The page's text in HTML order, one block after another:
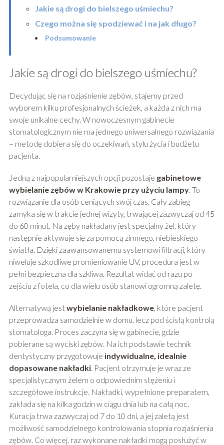
Jakie są drogi do bielszego uśmiechu?
Czego można się spodziewać i na jak długo?
Podsumowanie
Jakie są drogi do bielszego uśmiechu?
Decydując się na rozjaśnienie zębów, stajemy przed
wyborem kilku profesjonalnych ścieżek, a każda z nich ma
swoje unikalne cechy. W nowoczesnym gabinecie
stomatologicznym nie ma jednego uniwersalnego rozwiązania
– metodę dobiera się do oczekiwań, stylu życia i budżetu
pacjenta.
Jedną z najpopularniejszych opcji pozostaje gabinetowe
wybielanie zębów w Krakowie przy użyciu lampy. To
rozwiązanie dla osób ceniących swój czas. Cały zabieg
zamyka się w trakcie jednej wizyty, trwającej zazwyczaj od 45
do 60 minut. Na zęby nakładany jest specjalny żel, który
następnie aktywuje się za pomocą zimnego, niebieskiego
światła. Dzięki zaawansowanemu systemowi filtracji, który
niweluje szkodliwe promieniowanie UV, procedura jest w
pełni bezpieczna dla szkliwa. Rezultat widać od razu po
zejściu z fotela, co dla wielu osób stanowi ogromną zaletę.
Alternatywą jestwybielanie nakładkowe, które pacjent
przeprowadza samodzielnie w domu, lecz pod ścisłą kontrolą
stomatologa. Proces zaczyna się w gabinecie, gdzie
pobierane są wyciski zębów. Na ich podstawie technik
dentystyczny przygotowuje indywidualne, idealnie
dopasowane nakładki. Pacjent otrzymuje je wraz ze
specjalistycznym żelem o odpowiednim stężeniu i
szczegółowe instrukcje. Nakładki, wypełnione preparatem,
zakłada się na kilka godzin w ciągu dnia lub na całą noc.
Kuracja trwa zazwyczaj od 7 do 10 dni, a jej zaletą jest
możliwość samodzielnego kontrolowania stopnia rozjaśnienia
zębów. Co więcej, raz wykonane nakładki mogą posłużyć w